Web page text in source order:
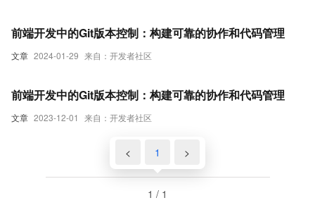
文章 2024-01-29 来自：开发者社区
前端开发中的Git版本控制：构建可靠的协作和代码管理
文章 2023-12-01 来自：开发者社区
前端开发中的Git版本控制：构建可靠的协作和代码管理
< 1 >
1 / 1